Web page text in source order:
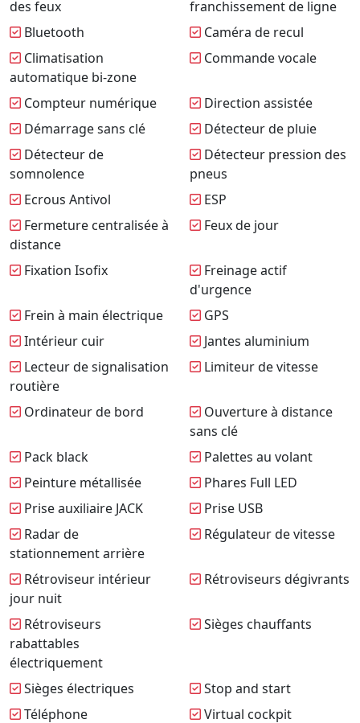
des feux
franchissement de ligne
Bluetooth
Caméra de recul
Climatisation
automatique bi-zone
Commande vocale
Compteur numérique
Direction assistée
Démarrage sans clé
Détecteur de pluie
Détecteur de
somnolence
Détecteur pression des
pneus
Ecrous Antivol
ESP
Fermeture centralisée à
distance
Feux de jour
Fixation Isofix
Freinage actif
d'urgence
Frein à main électrique
GPS
Intérieur cuir
Jantes aluminium
Lecteur de signalisation
routière
Limiteur de vitesse
Ordinateur de bord
Ouverture à distance
sans clé
Pack black
Palettes au volant
Peinture métallisée
Phares Full LED
Prise auxiliaire JACK
Prise USB
Radar de
stationnement arrière
Régulateur de vitesse
Rétroviseur intérieur
jour nuit
Rétroviseurs dégivrants
Rétroviseurs
rabattables
électriquement
Sièges chauffants
Sièges électriques
Stop and start
Téléphone
Virtual cockpit